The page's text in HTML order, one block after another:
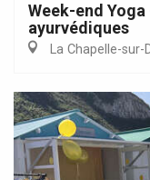
Week-end
ayurvédiques
La Chapelle-sur-